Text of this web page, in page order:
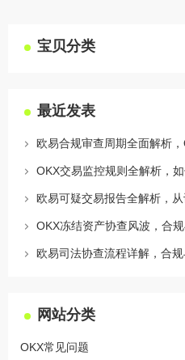
宝贝分类
最近发表
欧易合规审查周期全面解析
欧易可疑交易报告全解析，
OKX冻结资产协查风波，合
欧易司法协查流程详解，合
网站分类
OKX常见问题